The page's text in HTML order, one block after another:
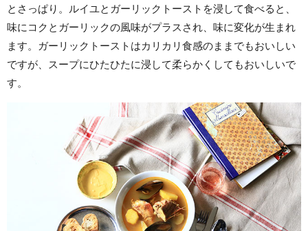
とさっぱり。ルイユとガーリックトーストを浸して食べると、
味にコクとガーリックの風味がプラスされ、味に変化が生まれ
ます。ガーリックトーストはカリカリ食感のままでもおいしい
ですが、スープにひたひたに浸して柔らかくしてもおいしいで
す。